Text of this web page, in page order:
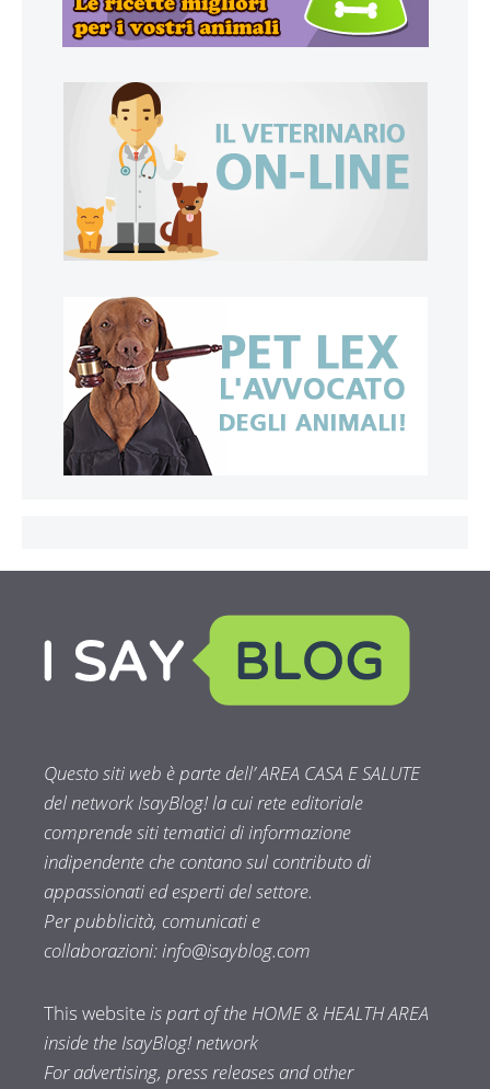
Questo siti web è parte dell’ AREA CASA E SALUTE
del network IsayBlog! la cui rete editoriale
comprende siti tematici di informazione
indipendente che contano sul contributo di
appassionati ed esperti del settore.
Per pubblicità, comunicati e
collaborazioni:info@isayblog.com
This websiteis part of the HOME & HEALTH AREA
inside the IsayBlog! network
For advertising, press releases and other